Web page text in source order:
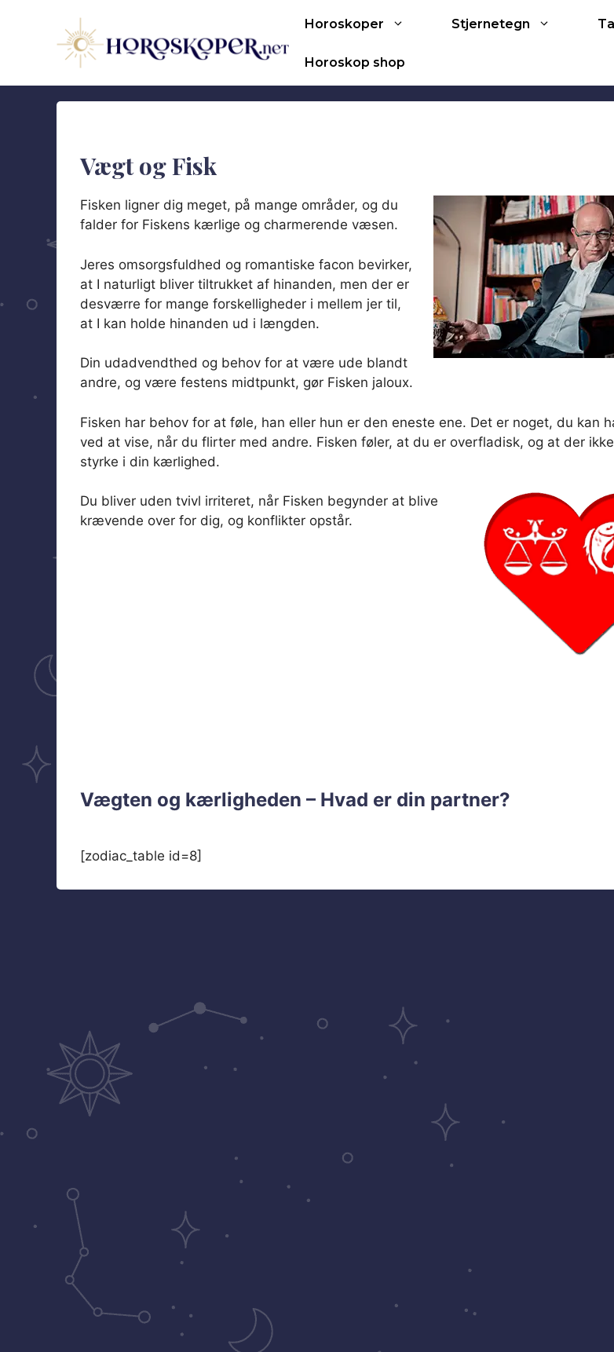
Horoskoper Stjernetegn
Horoskop shop
Vægt og Fisk
Fisken ligner dig meget, på mange områder, og du
falder for Fiskens kærlige og charmerende væsen.
Jeres omsorgsfuldhed og romantiske facon bevirker,
at I naturligt bliver tiltrukket af hinanden, men der er
desværre for mange forskelligheder i mellem jer til,
at I kan holde hinanden ud i længden.
Din udadvendthed og behov for at være ude blandt
andre, og være festens midtpunkt, gør Fisken jaloux.
Fisken har behov for at føle, han eller hun er den eneste ene. Det er noget, du kan
ved at vise, når du flirter med andre. Fisken føler, at du er overfladisk, og at der
styrke i din kærlighed.
Du bliver uden tvivl irriteret, når Fisken begynder at blive
krævende over for dig, og konflikter opstår.
Vægten og kærligheden – Hvad er din partner?
[zodiac_table id=8]